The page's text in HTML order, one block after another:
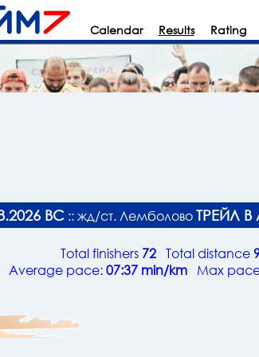
Calendar Results Rating
ВС :: жд/ст. ЛемболовоТРЕЙЛ
Total finishers 72 Total distance
Average pace:07:37 min/km Max